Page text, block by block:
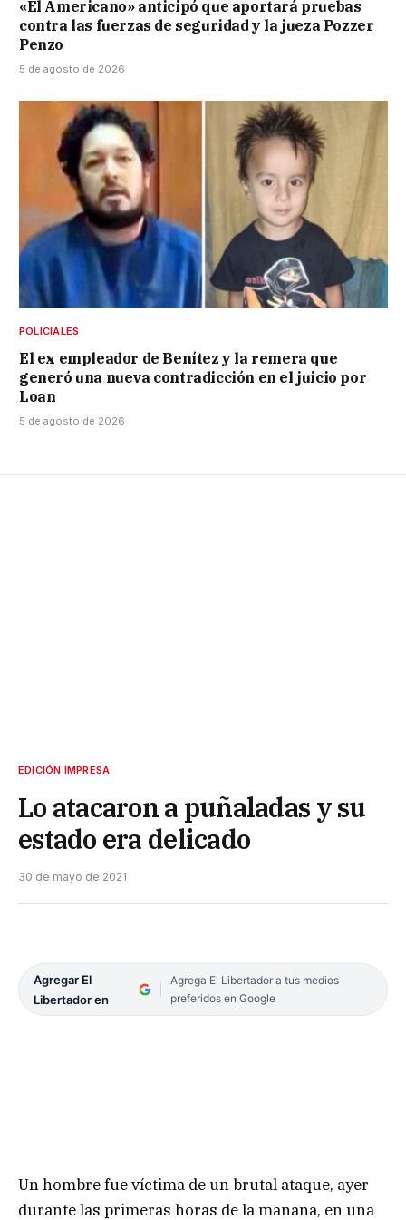
«El Americano» anticipó que aportará pruebas
contra las fuerzas de seguridad y la jueza Pozzer
Penzo
5 de agosto de 2026
POLICIALES
El ex empleador de Benítez y la remera que
generó una nueva contradicción en el juicio por
Loan
5 de agosto de 2026
EDICIÓN IMPRESA
Lo atacaron a puñaladas y su
estado era delicado
30 de mayo de 2021
Agregar El
Libertador en
Agrega El Libertador a tus medios
preferidos en Google
Un hombre fue víctima de un brutal ataque, ayer
durante las primeras horas de la mañana, en una